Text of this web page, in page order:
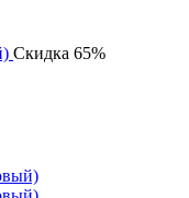
Скидка 65%